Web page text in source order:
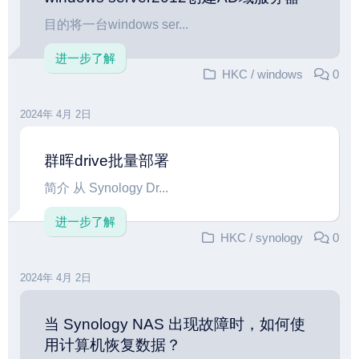
目的将一台windows ser...
进一步了解
HKC / windows 0
2024年 4月 2日
群晖drive批量部署
简介 从 Synology Dr...
进一步了解
HKC / synology 0
2024年 4月 2日
当 Synology NAS 出现故障时，如何使
用计算机恢复数据？